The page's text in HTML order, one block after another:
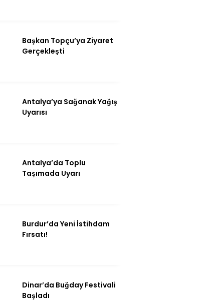
Başkan Topçu’ya Ziyaret
Gerçekleşti
Antalya’ya Sağanak Yağış
Uyarısı
Antalya’da Toplu
Taşımada Uyarı
Burdur’da Yeni İstihdam
Fırsatı!
Dinar’da Buğday Festivali
Başladı